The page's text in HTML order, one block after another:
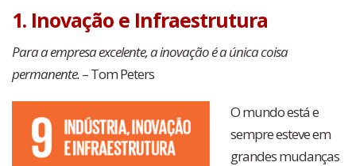
1. Inovação e Infraestrutura
Para a empresa excelente, a inovação é a única coisa
permanente.– Tom Peters
O mundo está e
sempre esteve em
grandes mudanças